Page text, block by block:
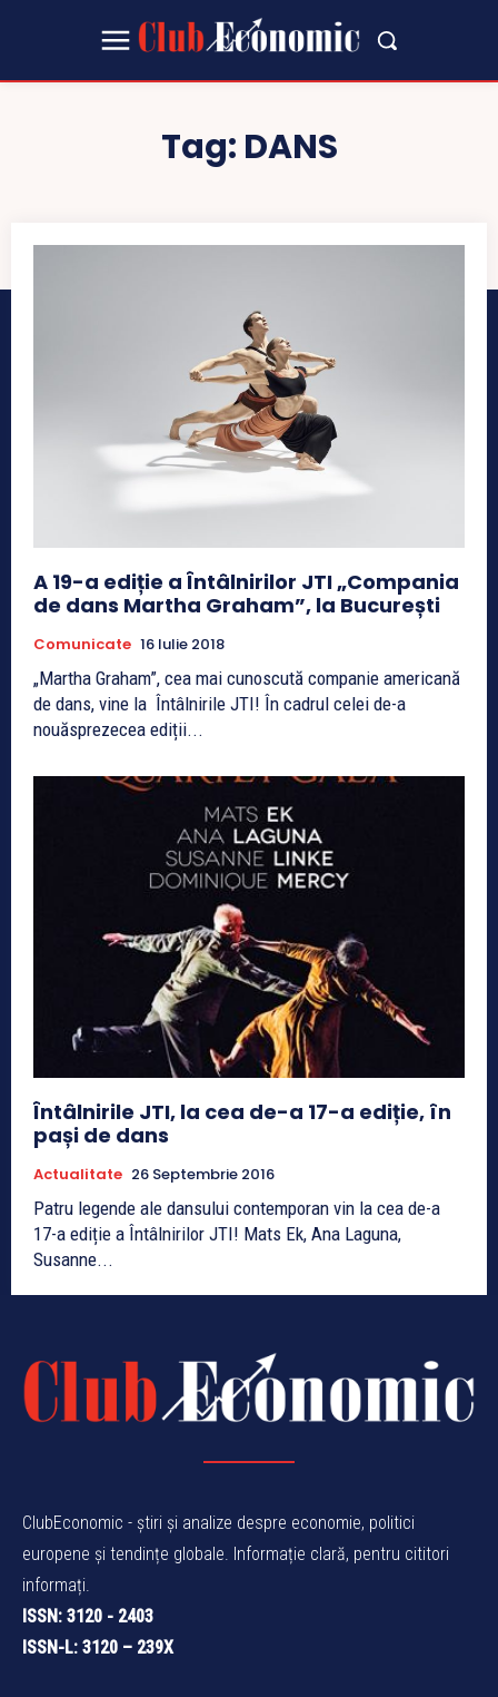
Tag: DANS
A 19-a ediție a Întâlnirilor JTI „Compania
de dans Martha Graham”, la București
Comunicate 16 Iulie 2018
„Martha Graham”, cea mai cunoscută companie americană
de dans, vine la Întâlnirile JTI! În cadrul celei de-a
nouăsprezecea ediții...
Întâlnirile JTI, la cea de-a 17-a ediție, în
pași de dans
Actualitate 26 Septembrie 2016
Patru legende ale dansului contemporan vin la cea de-a
17-a ediție a Întâlnirilor JTI! Mats Ek, Ana Laguna,
Susanne...
ClubEconomic - știri și analize despre economie, politici
europene și tendințe globale. Informație clară, pentru cititori
informați.
ISSN: 3120 - 2403
ISSN-L: 3120 – 239X